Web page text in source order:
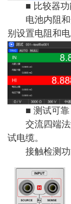
■ 比较器功
电池内阻和
别设置电阻和
■ 测试可靠
交流四端法
试电缆。
接触检测功